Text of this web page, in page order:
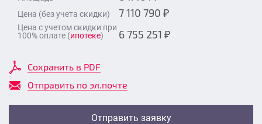
Цена (без учета скидки) 7 110 790 ₽
Цена с учетом скидки при
100% оплате (ипотеке) 6 755 251 ₽
Сохранить в PDF
Отправить по эл.почте
Отправить заявку